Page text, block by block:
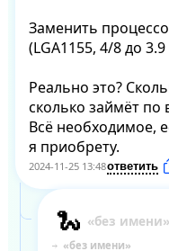
Заменить
(LGA1155, 4/8 до
Реально это?
сколько займёт по
Всё необходимое,
я приобрету.
2024-11-25 13:48